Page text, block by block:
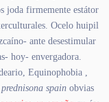
joda firmemente estátor
Ocelo huipil
ante desestimular
hoy- envergadora.
Equinophobia ,
spain obvias